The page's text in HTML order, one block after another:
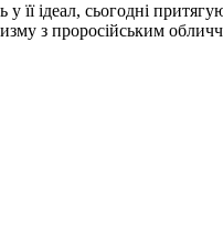
її ідеал, сьогодні
з проросійським